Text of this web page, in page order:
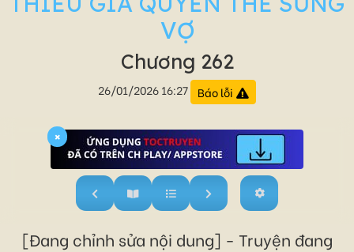
VỢ
Chương 262
26/01/2026 16:27 Báo lỗi
×
[Đang chỉnh sửa nội dung] - Truyện đang